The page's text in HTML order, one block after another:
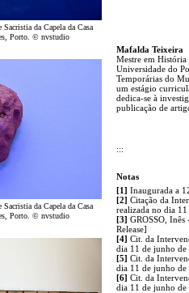
da Capela da Casa
Porto. © nvstudio
da Capela da Casa
Porto. © nvstudio
Mafalda Teixeira
Mestre em
Universidade do
Temporárias do
um estágio
dedica-se à
publicação de
:::
Notas
[1] Inaugurada a
[2] Citação da
realizada no dia
[3] GROSSO,
Release]
[4] Cit. da
dia 11 de junho de
[5] Cit. da
dia 11 de junho de
[6] Cit. da
dia 11 de junho de